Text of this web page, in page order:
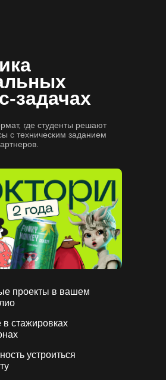
задачах
где студенты решают
с техническим заданием
проекты в вашем
в стажировках
устроиться